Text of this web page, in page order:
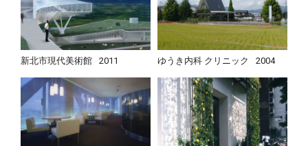
新北市現代美術館 2011 ゆうき内科 クリニック 2004